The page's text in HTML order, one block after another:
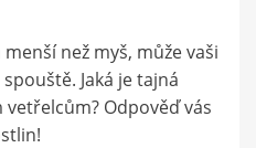
než myš, může vaši
Jaká je tajná
Odpověď vás